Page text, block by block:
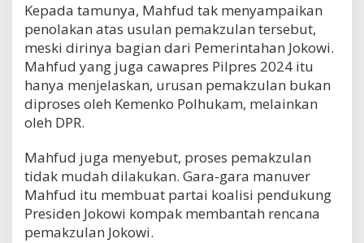
Kepada tamunya, Mahfud tak menyampaikan
penolakan atas usulan pemakzulan tersebut,
meski dirinya bagian dari Pemerintahan Jokowi.
Mahfud yang juga cawapres Pilpres 2024 itu
hanya menjelaskan, urusan pemakzulan bukan
diproses oleh Kemenko Polhukam, melainkan
oleh DPR.
Mahfud juga menyebut, proses pemakzulan
tidak mudah dilakukan. Gara-gara manuver
Mahfud itu membuat partai koalisi pendukung
Presiden Jokowi kompak membantah rencana
pemakzulan Jokowi.